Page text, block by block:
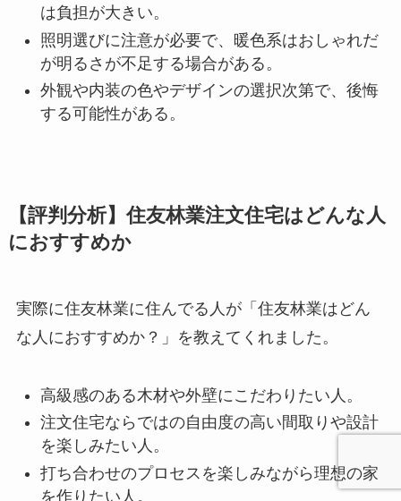
は負担が大きい。
照明選びに注意が必要で、暖色系はおしゃれだ
が明るさが不足する場合がある。
外観や内装の色やデザインの選択次第で、後悔
する可能性がある。
【評判分析】住友林業注文住宅はどんな人
におすすめか
実際に住友林業に住んでる人が「住友林業はどん
な人におすすめか？」を教えてくれました。
高級感のある木材や外壁にこだわりたい人。
注文住宅ならではの自由度の高い間取りや設計
を楽しみたい人。
打ち合わせのプロセスを楽しみながら理想の家
を作りたい人。